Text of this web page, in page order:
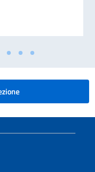
kiêm Bộ trưởng Ngoại